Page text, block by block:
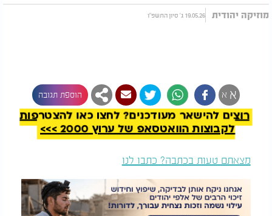
מוזיקה יהודית 19.05.26 ג' סיון התשפ"ו
א א הוספת תגובה
רוצים להישאר מעודכנים? לחצו כאן להצטרפות
לקבוצות הוואטסאפ של ערוץ 2000 >>>
מצאתם טעות בכתבה? כתבו לנו